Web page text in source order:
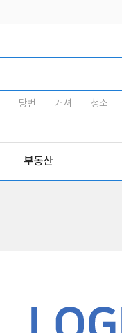
당번 캐셔 청소
부동산